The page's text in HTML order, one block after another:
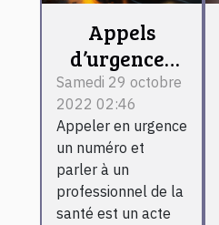
Appels
d’urgences
médicales à
Bordeaux
Samedi 29 octobre
2022 02:46
Appeler en urgence
un numéro et
parler à un
professionnel de la
santé est un acte